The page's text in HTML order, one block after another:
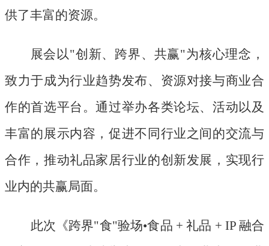
供了丰富的资源。
展会以"创新、跨界、共赢"为核心理念，
致力于成为行业趋势发布、资源对接与商业合
作的首选平台。通过举办各类论坛、活动以及
丰富的展示内容，促进不同行业之间的交流与
合作，推动礼品家居行业的创新发展，实现行
业内的共赢局面。
此次《跨界"食"验场•食品 + 礼品 + IP 融合